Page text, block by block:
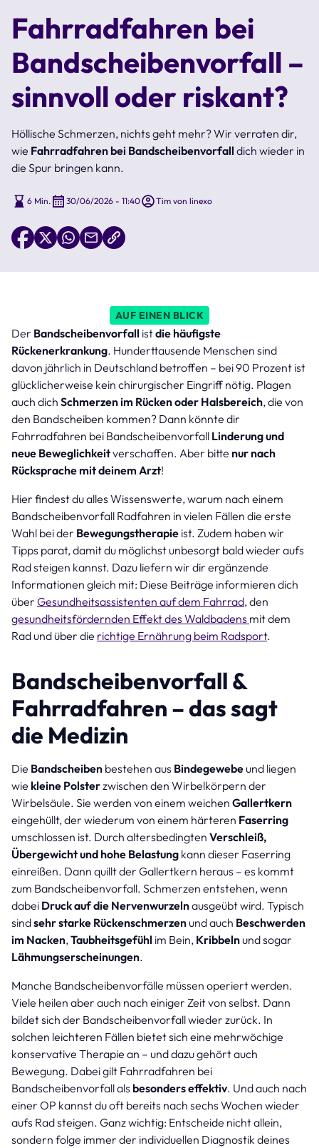
Fahrradfahren bei
Bandscheibenvorfall –
sinnvoll oder riskant?
Höllische Schmerzen, nichts geht mehr? Wir verraten dir,
wie Fahrradfahren bei Bandscheibenvorfall dich wieder in
die Spur bringen kann.
6 Min. 30/06/2026 - 11:40 Tim von linexo
AUF EINEN BLICK
Der Bandscheibenvorfall istdie häufigste
Rückenerkrankung. Hunderttausende Menschen sind
davon jährlich in Deutschland betroffen – bei 90 Prozent ist
glücklicherweise kein chirurgischer Eingriff nötig. Plagen
auch dich Schmerzen im Rücken oder Halsbereich, die von
den Bandscheiben kommen? Dann könnte dir
Fahrradfahren bei Bandscheibenvorfall Linderung und
neue Beweglichkeitverschaffen. Aber bitte nur nach
Rücksprache mit deinem Arzt!
Hier findest du alles Wissenswerte, warum nach einem
Bandscheibenvorfall Radfahren in vielen Fällen die erste
Wahl bei der Bewegungstherapie ist. Zudem haben wir
Tipps parat, damit du möglichst unbesorgt bald wieder aufs
Rad steigen kannst. Dazu liefern wir dir ergänzende
Informationen gleich mit: Diese Beiträge informieren dich
über Gesundheitsassistenten auf dem Fahrrad, den
gesundheitsfördernden Effekt des Waldbadens mit dem
Rad und über die richtige Ernährung beim Radsport.
Bandscheibenvorfall &
Fahrradfahren – das sagt
die Medizin
Die Bandscheiben bestehen aus Bindegewebe und liegen
wie kleine Polsterzwischen den Wirbelkörpern der
Wirbelsäule. Sie werden von einem weichen Gallertkern
eingehüllt, der wiederum von einem härteren Faserring
umschlossen ist. Durch altersbedingten Verschleiß,
Übergewicht und hohe Belastung kann dieser Faserring
einreißen. Dann quillt der Gallertkern heraus – es kommt
zum Bandscheibenvorfall. Schmerzen entstehen, wenn
dabei Druck auf die Nervenwurzelnausgeübt wird. Typisch
sindsehr starke Rückenschmerzen und auch Beschwerden
im Nacken, Taubheitsgefühl im Bein, Kribbeln und sogar
Lähmungserscheinungen.
Manche Bandscheibenvorfälle müssen operiert werden.
Viele heilen aber auch nach einiger Zeit von selbst. Dann
bildet sich der Bandscheibenvorfall wieder zurück. In
solchen leichteren Fällen bietet sich eine mehrwöchige
konservative Therapie an – und dazu gehört auch
Bewegung. Dabei gilt Fahrradfahren bei
Bandscheibenvorfall als besonders effektiv. Und auch nach
einer OP kannst du oft bereits nach sechs Wochen wieder
aufs Rad steigen. Ganz wichtig: Entscheide nicht allein,
sondern folge immer der individuellen Diagnostik deines